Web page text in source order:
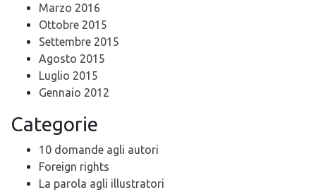
Marzo 2016
Ottobre 2015
Settembre 2015
Agosto 2015
Luglio 2015
Gennaio 2012
Categorie
10 domande agli autori
Foreign rights
La parola agli illustratori